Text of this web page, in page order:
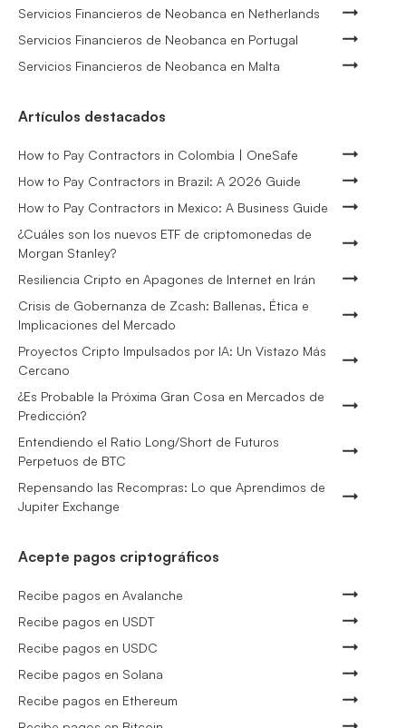
Servicios Financieros de Neobanca en Netherlands
Servicios Financieros de Neobanca en Portugal
Servicios Financieros de Neobanca en Malta
Artículos destacados
How to Pay Contractors in Colombia | OneSafe
How to Pay Contractors in Brazil: A 2026 Guide
How to Pay Contractors in Mexico: A Business Guide
¿Cuáles son los nuevos ETF de criptomonedas de
Morgan Stanley?
Resiliencia Cripto en Apagones de Internet en Irán
Crisis de Gobernanza de Zcash: Ballenas, Ética e
Implicaciones del Mercado
Proyectos Cripto Impulsados por IA: Un Vistazo Más
Cercano
¿Es Probable la Próxima Gran Cosa en Mercados de
Predicción?
Entendiendo el Ratio Long/Short de Futuros
Perpetuos de BTC
Repensando las Recompras: Lo que Aprendimos de
Jupiter Exchange
Acepte pagos criptográficos
Recibe pagos en Avalanche
Recibe pagos en USDT
Recibe pagos en USDC
Recibe pagos en Solana
Recibe pagos en Ethereum